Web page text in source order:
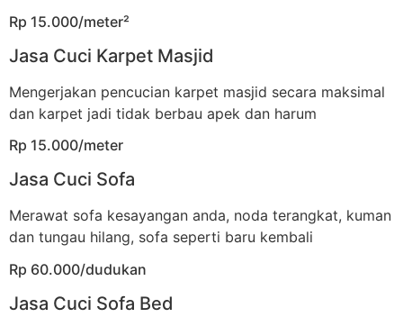
Rp 15.000/meter²
Jasa Cuci Karpet Masjid
Mengerjakan pencucian karpet masjid secara maksimal
dan karpet jadi tidak berbau apek dan harum
Rp 15.000/meter
Jasa Cuci Sofa
Merawat sofa kesayangan anda, noda terangkat, kuman
dan tungau hilang, sofa seperti baru kembali
Rp 60.000/dudukan
Jasa Cuci Sofa Bed